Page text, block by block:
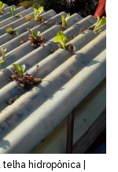
hidropônica |